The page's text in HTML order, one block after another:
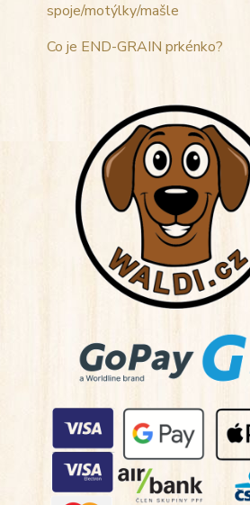
spoje/motýlky/mašle
Co je END-GRAIN prkénko?